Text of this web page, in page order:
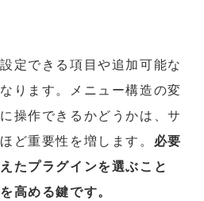
定できる項目や追加可能な
ります。メニュー構造の変
操作できるかどうかは、サ
ど重要性を増します。 必要
たプラグインを選ぶこと
高める鍵です。